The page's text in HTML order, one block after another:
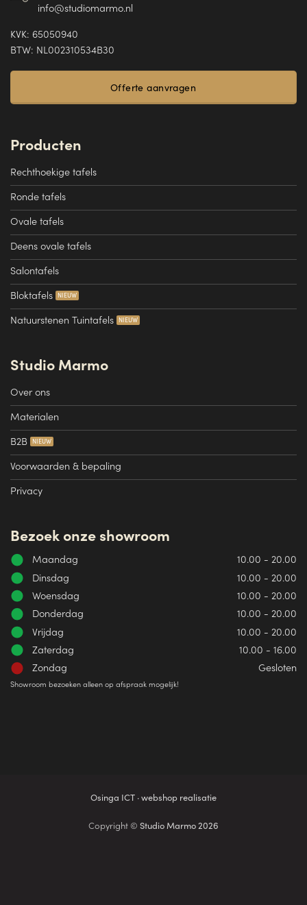
info@studiomarmo.nl
KVK: 65050940
BTW: NL002310534B30
Offerte aanvragen
Producten
Rechthoekige tafels
Ronde tafels
Ovale tafels
Deens ovale tafels
Salontafels
Bloktafels
Natuurstenen Tuintafels
Studio Marmo
Over ons
Materialen
B2B
Voorwaarden & bepaling
Privacy
Bezoek onze showroom
Maandag
10.00 - 20.00
Dinsdag
10.00 - 20.00
Woensdag
10.00 - 20.00
Donderdag
10.00 - 20.00
Vrijdag
10.00 - 20.00
Zaterdag
10.00 - 16.00
Zondag
Gesloten
Showroom bezoeken alleen op afspraak mogelijk!
Osinga ICT · webshop realisatie
Copyright © Studio Marmo 2026